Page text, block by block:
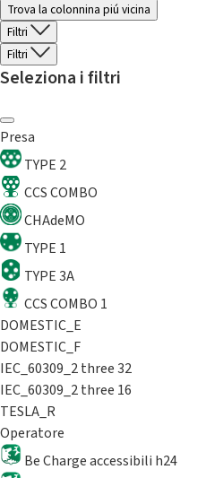
Trova la colonnina piú vicina
Filtri
Filtri
Seleziona i filtri
Presa
TYPE 2
CCS COMBO
CHAdeMO
TYPE 1
TYPE 3A
CCS COMBO 1
DOMESTIC_E
DOMESTIC_F
IEC_60309_2 three 32
IEC_60309_2 three 16
TESLA_R
Operatore
Be Charge accessibili h24